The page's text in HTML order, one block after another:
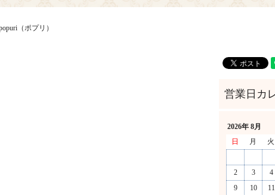
（ポプリ）
2026年 8月
日
月 火
2
3 4
9
10 11